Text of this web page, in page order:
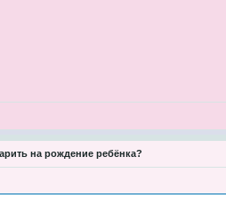
на рождение ребёнка?